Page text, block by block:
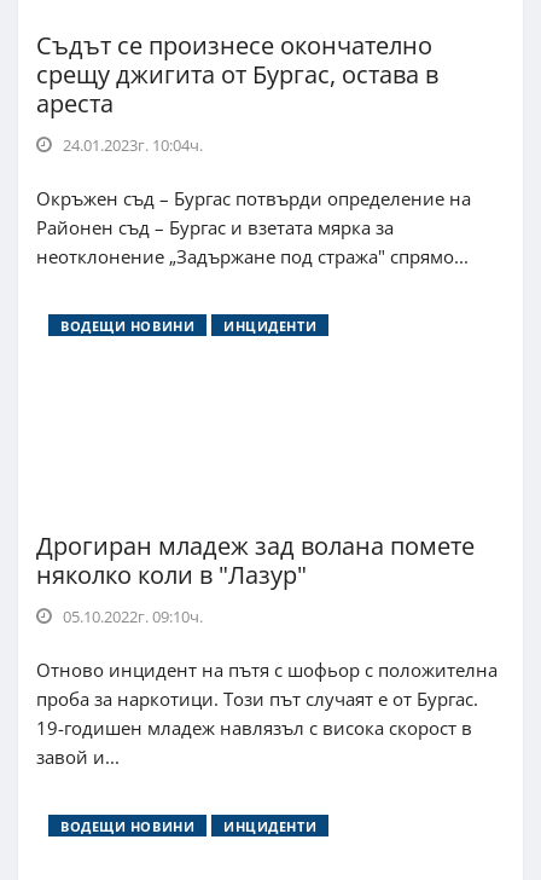
Съдът се произнесе окончателно
срещу джигита от Бургас, остава в
ареста
24.01.2023г. 10:04ч.
Окръжен съд – Бургас потвърди определение на
Районен съд – Бургас и взетата мярка за
неотклонение „Задържане под стража" спрямо...
ВОДЕЩИ НОВИНИ ИНЦИДЕНТИ
Дрогиран младеж зад волана помете
няколко коли в "Лазур"
05.10.2022г. 09:10ч.
Отново инцидент на пътя с шофьор с положителна
проба за наркотици. Този път случаят е от Бургас.
19-годишен младеж навлязъл с висока скорост в
завой и...
ВОДЕЩИ НОВИНИ ИНЦИДЕНТИ